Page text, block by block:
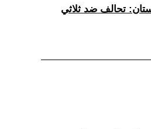
تحالف ضد ثلاثي